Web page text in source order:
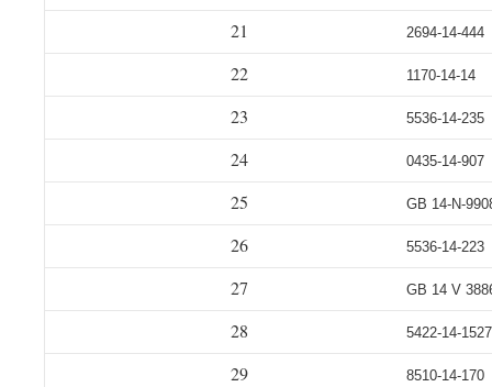
21 2694-14-444
22 1170-14-14
23 5536-14-235
24 0435-14-907
25 GB 14-N-
26 5536-14-223
27 GB 14 V
28 5422-14-1527
29 8510-14-170